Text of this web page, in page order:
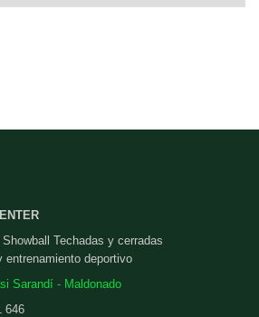
Techadas y cerradas
entrenamiento deportivo
Sarandí - Maldonado
646